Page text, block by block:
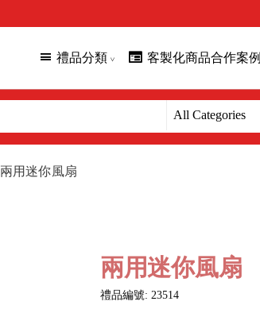
禮品分類 客製化商品合作案例
兩用迷你風扇
兩用迷你風扇
禮品編號: 23514